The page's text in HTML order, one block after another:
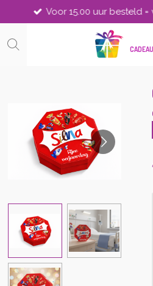
direct
naar
Voor 15.00 uur besteld